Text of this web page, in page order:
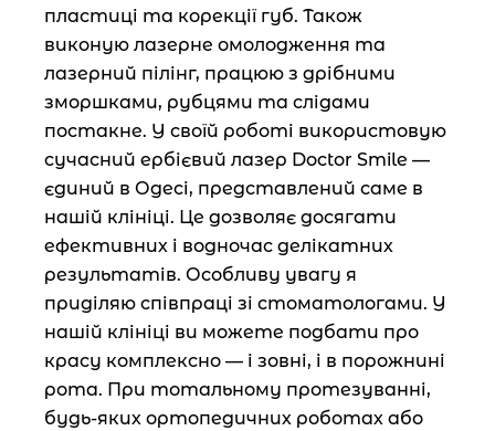
пластиці та корекції губ. Також
виконую лазерне омолодження та
лазерний пілінг, працюю з дрібними
зморшками, рубцями та слідами
постакне. У своїй роботі використовую
сучасний ербієвий лазер Doctor Smile —
єдиний в Одесі, представлений саме в
нашій клініці. Це дозволяє досягати
ефективних і водночас делікатних
результатів. Особливу увагу я
приділяю співпраці зі стоматологами. У
нашій клініці ви можете подбати про
красу комплексно — і зовні, і в порожнині
рота. При тотальному протезуванні,
будь-яких ортопедичних роботах або